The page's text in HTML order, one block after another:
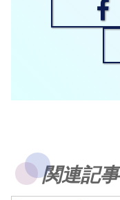
関連記事